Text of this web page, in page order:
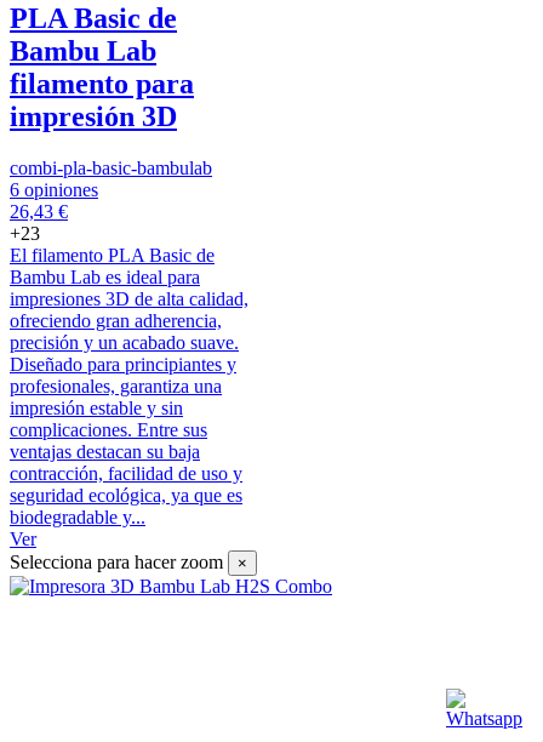
PLA Basic de
Bambu Lab
filamento para
impresión 3D
combi-pla-basic-bambulab
6 opiniones
26,43 €
+23
El filamento PLA Basic de
Bambu Lab es ideal para
impresiones 3D de alta calidad,
ofreciendo gran adherencia,
precisión y un acabado suave.
Diseñado para principiantes y
profesionales, garantiza una
impresión estable y sin
complicaciones. Entre sus
ventajas destacan su baja
contracción, facilidad de uso y
seguridad ecológica, ya que es
biodegradable y...
Ver
Selecciona para hacer zoom
×